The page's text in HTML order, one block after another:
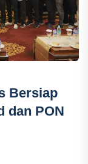
Bersiap
dan PON